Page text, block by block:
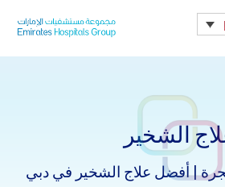
الشخير
| أفضل علاج الشخير في دبي